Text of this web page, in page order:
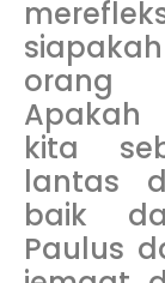
orang
Apakah
kita
lantas
baik
Paulus